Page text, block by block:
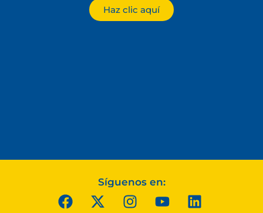
Haz clic aquí
Síguenos en: